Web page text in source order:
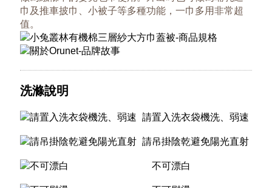
巾及推車披巾、小被子等多種功能，一巾多用非常超
值。
洗滌說明
請置入洗衣袋機洗、弱速
請吊掛陰乾避免陽光直射
不可漂白